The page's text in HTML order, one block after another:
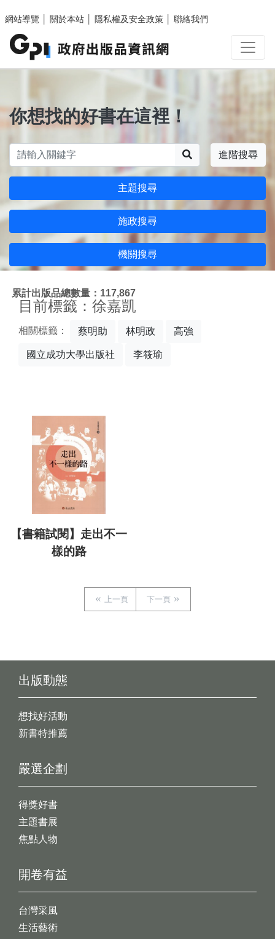
網站導覽
關於本站 隱私權及安全政策 聯絡我們
你想找的好書在這裡！
進階搜尋
主題搜尋
施政搜尋
機關搜尋
累計出版品總數量：117,867
目前標籤：徐嘉凱
相關標籤： 蔡明助 林明政 高強
國立成功大學出版社 李筱瑜
【書籍試閱】走出不一
樣的路
上一頁 下一頁
出版動態
想找好活動
新書特推薦
開卷有益
台灣采風
生活藝術
嚴選企劃
得獎好書
主題書展
焦點人物